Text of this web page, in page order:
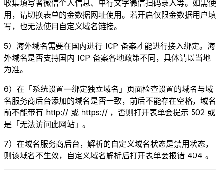
收集填写者微信个人信息、单行文字微信扫码录入等。如需使
用，请切换表单的金数据网址使用。若开启仅限金数据用户填
写，也无法使用自定义域名链接。
5）海外域名需要在国内进行 ICP 备案才能进行接入绑定。海
外域名是否支持国内 ICP 备案各地政策不同，具体请以当地
为准。
6）在「系统设置—绑定独立域名」页面检查设置的域名与域
名服务商后台添加的域名是否一致，前后不能存在空格，域名
前不能带有 http:// 或 https:// ，否则打开表单会提示 502 或
是「无法访问此网站」。
7）在域名服务商后台，解析的自定义域名状态是禁用状态，
则该域名不生效，自定义域名解析后打开表单会报错 404 。